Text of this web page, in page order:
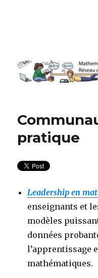
Réseau de
pratique
Leadership en
enseignants et
modèles
données
l’apprentissage
mathématiques.